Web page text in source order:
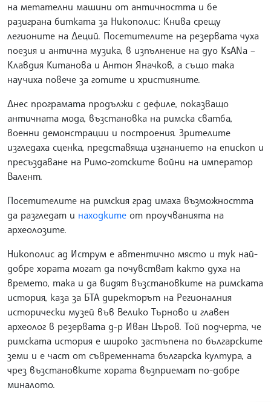
на метателни машини от античността и бе
разиграна битката за Никополис: Книва срещу
легионите на Деций. Посетителите на резервата чуха
поезия и антична музика, в изпълнение на дуо KsANa –
Клавдия Китанова и Антон Яначков, а също така
научиха повече за готите и християните.
Днес програмата продължи с дефиле, показващо
античната мода, възстановка на римска сватба,
военни демонстрации и построения. Зрителите
изгледаха сценка, представяща изгнанието на епископ и
пресъздаване на Римо-готските войни на император
Валент.
Посетителите на римския град имаха възможността
да разгледат и находките от проучванията на
археолозите.
Никополис ад Иструм е автентично място и тук най-
добре хората могат да почувстват както духа на
времето, така и да видят възстановките на римската
история, каза за БТА директорът на Регионалния
исторически музей във Велико Търново и главен
археолог в резервата д-р Иван Църов. Той подчерта, че
римската история е широко застъпена по българските
земи и е част от съвременната българска култура, а
чрез възстановките хората възприемат по-добре
миналото.